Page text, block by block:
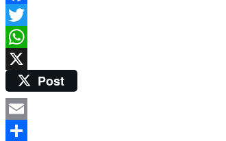
Facebook
Twitter
WhatsApp
Post
Email